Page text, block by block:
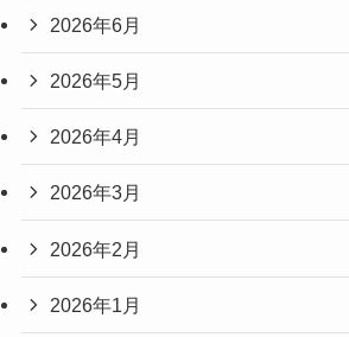
2026年6月
2026年5月
2026年4月
2026年3月
2026年2月
2026年1月